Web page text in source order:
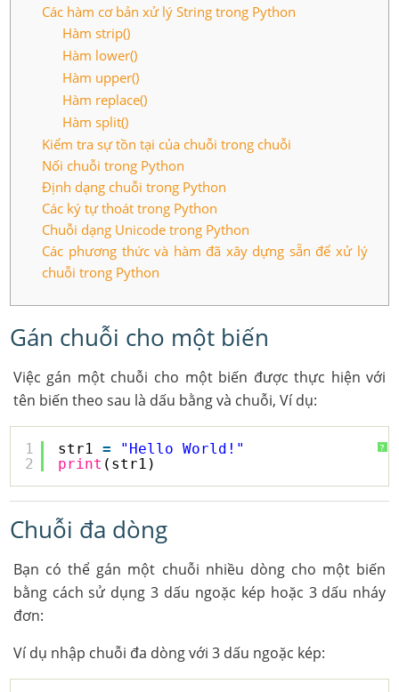
Các hàm cơ bản xử lý String trong Python
Hàm strip()
Hàm lower()
Hàm upper()
Hàm replace()
Hàm split()
Kiểm tra sự tồn tại của chuỗi trong chuỗi
Nối chuỗi trong Python
Định dạng chuỗi trong Python
Các ký tự thoát trong Python
Chuỗi dạng Unicode trong Python
Các phương thức và hàm đã xây dựng sẵn để xử lý
chuỗi trong Python
Gán chuỗi cho một biến
Việc gán một chuỗi cho một biến được thực hiện với
tên biến theo sau là dấu bằng và chuỗi, Ví dụ:
?
1
2
str1 =
"Hello World!"
print (str1)
Chuỗi đa dòng
Bạn có thể gán một chuỗi nhiều dòng cho một biến
bằng cách sử dụng 3 dấu ngoặc kép hoặc 3 dấu nháy
đơn:
Ví dụ nhập chuỗi đa dòng với 3 dấu ngoặc kép: